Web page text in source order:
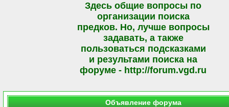
Здесь общие вопросы по
организации поиска
предков. Но, лучше вопросы
задавать, а также
пользоваться подсказками
и результами поиска на
форуме - http://forum.vgd.ru
Объявление форума